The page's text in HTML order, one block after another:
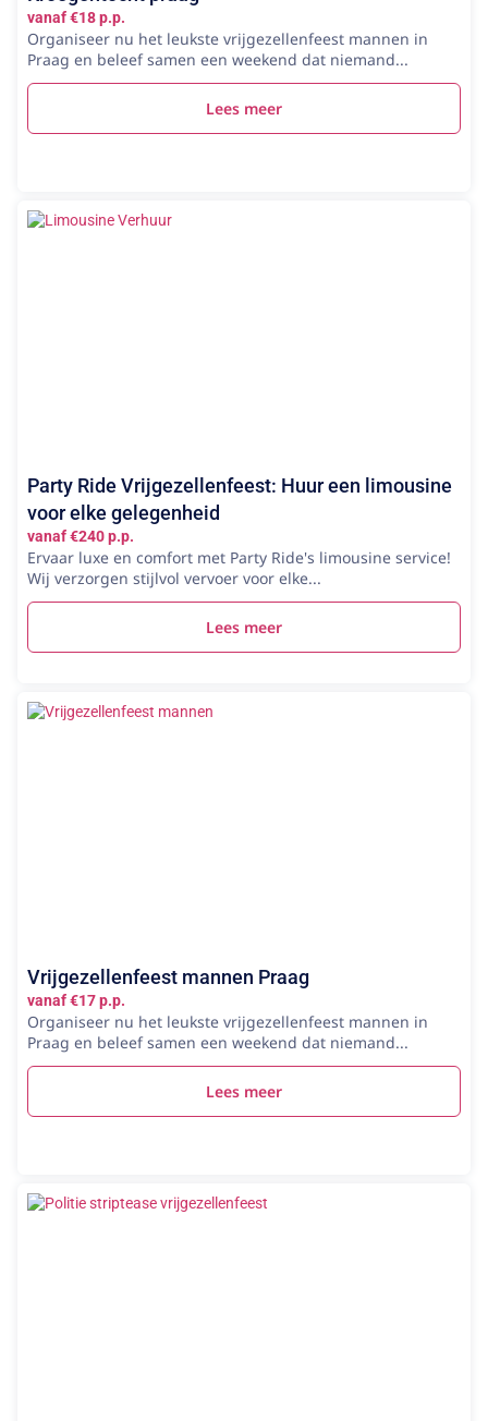
vanaf €18 p.p.
Organiseer nu het leukste vrijgezellenfeest mannen in
Praag en beleef samen een weekend dat niemand...
Lees meer
Party Ride Vrijgezellenfeest: Huur een limousine
voor elke gelegenheid
vanaf €240 p.p.
Ervaar luxe en comfort met Party Ride's limousine service!
Wij verzorgen stijlvol vervoer voor elke...
Lees meer
Vrijgezellenfeest mannen Praag
vanaf €17 p.p.
Organiseer nu het leukste vrijgezellenfeest mannen in
Praag en beleef samen een weekend dat niemand...
Lees meer